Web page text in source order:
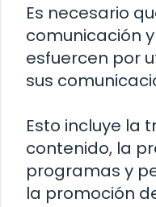
Es necesario
comunicación
esfuercen por
sus
Esto incluye la
contenido, la
programas y
la promoción